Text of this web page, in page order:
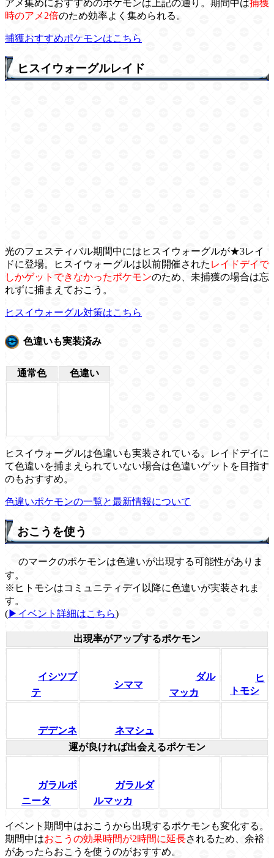
アメ集めにおすすめのポケモンは上記の通り。期間中は捕獲
時のアメ2倍のため効率よく集められる。
捕獲おすすめポケモンはこちら
ヒスイウォーグルレイド
光のフェスティバル期間中にはヒスイウォーグルが★3レイ
ドに登場。ヒスイウォーグルは以前開催された レイドデイで
しかゲットできなかったポケモンのため、未捕獲の場合は忘
れずに捕まえておこう。
ヒスイウォーグル対策はこちら
色違いも実装済み
通常色 色違い
ヒスイウォーグルは色違いも実装されている。レイドデイに
て色違いを捕まえられていない場合は色違いゲットを目指す
のもおすすめ。
色違いポケモンの一覧と最新情報について
おこうを使う
のマークのポケモンは色違いが出現する可能性がありま
す。
※ヒトモシはコミュニティデイ以降に色違いが実装されま
す。
(▶イベント詳細はこちら)
出現率がアップするポケモン
イシツブ
テ
シママ
ダル
マッカ
ヒ
トモシ
デデンネ
ネマシュ
運が良ければ出会えるポケモン
ガラルポ
ニータ
ガラルダ
ルマッカ
イベント期間中はおこうから出現するポケモンも変化する。
期間中はおこうの効果時間が2時間に延長されるため、余裕
があったらおこうを使うのがおすすめ。